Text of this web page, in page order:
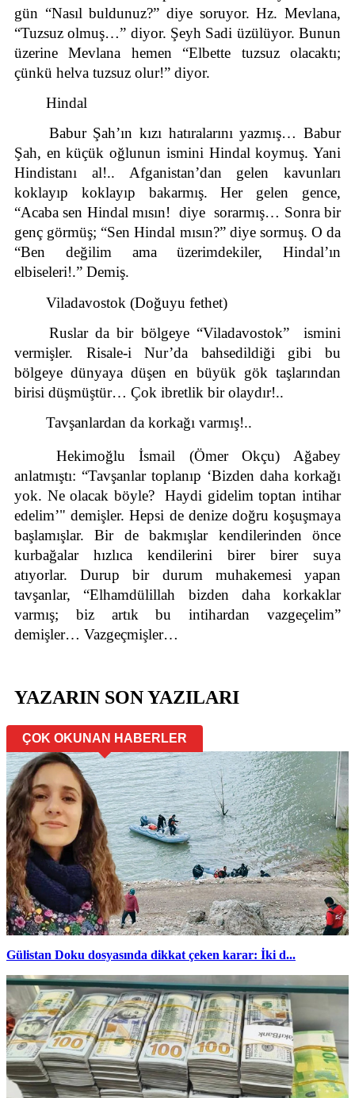
gün “Nasıl buldunuz?” diye soruyor. Hz. Mevlana,
“Tuzsuz olmuş…” diyor. Şeyh Sadi üzülüyor. Bunun
üzerine Mevlana hemen “Elbette tuzsuz olacaktı;
çünkü helva tuzsuz olur!” diyor.
Hindal
Babur Şah’ın kızı hatıralarını yazmış… Babur
Şah, en küçük oğlunun ismini Hindal koymuş. Yani
Hindistanı al!.. Afganistan’dan gelen kavunları
koklayıp koklayıp bakarmış. Her gelen gence,
“Acaba sen Hindal mısın!  diye  sorarmış… Sonra bir
genç görmüş; “Sen Hindal mısın?” diye sormuş. O da
“Ben değilim ama üzerimdekiler, Hindal’ın
elbiseleri!.” Demiş.
Viladavostok (Doğuyu fethet)
Ruslar da bir bölgeye “Viladavostok”  ismini
vermişler. Risale-i Nur’da bahsedildiği gibi bu
bölgeye dünyaya düşen en büyük gök taşlarından
birisi düşmüştür… Çok ibretlik bir olaydır!..
Tavşanlardan da korkağı varmış!..
Hekimoğlu İsmail (Ömer Okçu) Ağabey
anlatmıştı: “Tavşanlar toplanıp ‘Bizden daha korkağı
yok. Ne olacak böyle?  Haydi gidelim toptan intihar
edelim’" demişler. Hepsi de denize doğru koşuşmaya
başlamışlar. Bir de bakmışlar kendilerinden önce
kurbağalar hızlıca kendilerini birer birer suya
atıyorlar. Durup bir durum muhakemesi yapan
tavşanlar, “Elhamdülillah bizden daha korkaklar
varmış; biz artık bu intihardan vazgeçelim”
demişler… Vazgeçmişler…
YAZARIN SON YAZILARI
ÇOK OKUNAN HABERLER
Gülistan Doku dosyasında dikkat çeken karar: İki d...